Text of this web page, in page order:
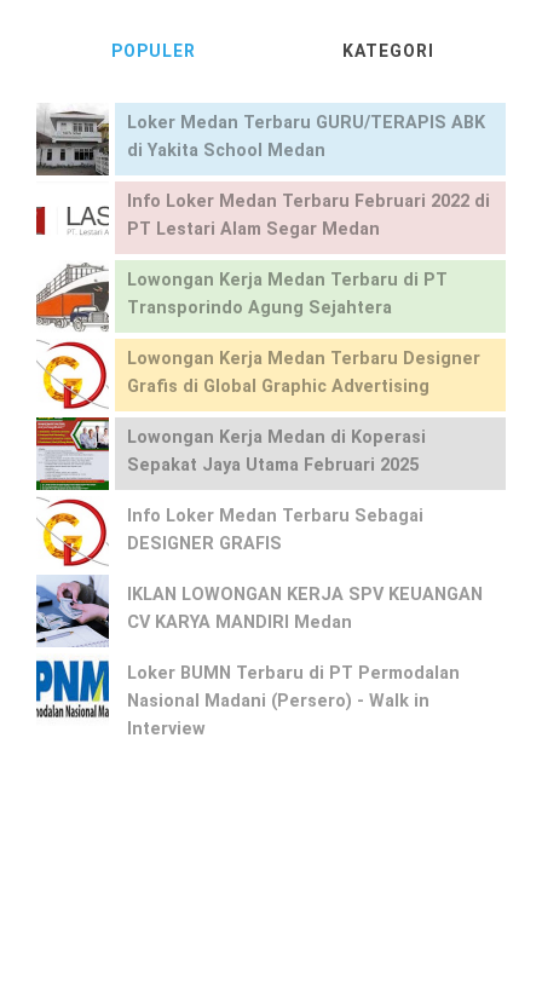
POPULER KATEGORI
Loker Medan Terbaru GURU/TERAPIS ABK
di Yakita School Medan
Info Loker Medan Terbaru Februari 2022 di
PT Lestari Alam Segar Medan
Lowongan Kerja Medan Terbaru di PT
Transporindo Agung Sejahtera
Lowongan Kerja Medan Terbaru Designer
Grafis di Global Graphic Advertising
Lowongan Kerja Medan di Koperasi
Sepakat Jaya Utama Februari 2025
Info Loker Medan Terbaru Sebagai
DESIGNER GRAFIS
IKLAN LOWONGAN KERJA SPV KEUANGAN
CV KARYA MANDIRI Medan
Loker BUMN Terbaru di PT Permodalan
Nasional Madani (Persero) - Walk in
Interview